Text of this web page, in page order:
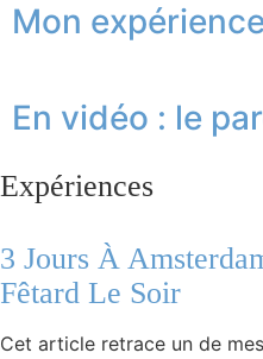
Mon
En vidéo : le
Expériences
3 Jours À
Fêtard Le Soir
Cet article retrace un de